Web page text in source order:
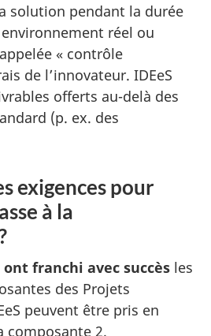
solution pendant la durée
réel ou
« contrôle
de l’innovateur. IDEeS
offerts au-delà des
(p. ex. des
exigences pour
à la
ont franchi avec succès les
des Projets
peuvent être pris en
composante 2.